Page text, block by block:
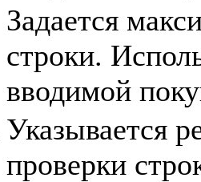
Задается
строки.
вводимой
Указывается
проверки